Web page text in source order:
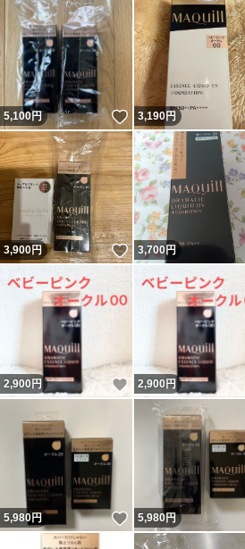
5,100円 いいね！
3,190円
3,900円 いいね！
3,700円
2,900 円 いいね！
2,900 円
5,980円 いいね！
5,980円